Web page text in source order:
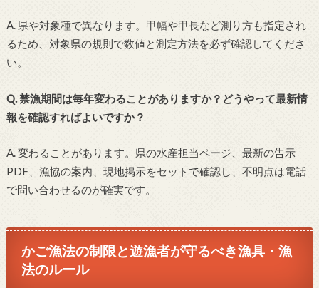
A. 県や対象種で異なります。甲幅や甲長など測り方も指定され
るため、対象県の規則で数値と測定方法を必ず確認してくださ
い。
Q. 禁漁期間は毎年変わることがありますか？どうやって最新情
報を確認すればよいですか？
A. 変わることがあります。県の水産担当ページ、最新の告示
PDF、漁協の案内、現地掲示をセットで確認し、不明点は電話
で問い合わせるのが確実です。
かご漁法の制限と遊漁者が守るべき漁具・漁
法のルール